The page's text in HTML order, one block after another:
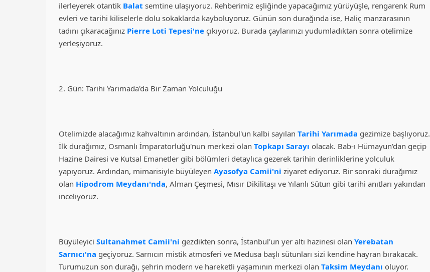
ilerleyerek otantik Balat semtine ulaşıyoruz. Rehberimiz eşliğinde yapacağımız yürüyüşle, rengarenk Rum
evleri ve tarihi kiliselerle dolu sokaklarda kayboluyoruz. Günün son durağında ise, Haliç manzarasının
tadını çıkaracağınız Pierre Loti Tepesi'ne çıkıyoruz. Burada çaylarınızı yudumladıktan sonra otelimize
yerleşiyoruz.
2. Gün: Tarihi Yarımada'da Bir Zaman Yolculuğu
Otelimizde alacağımız kahvaltının ardından, İstanbul'un kalbi sayılan Tarihi Yarımada gezimize başlıyoruz.
İlk durağımız, Osmanlı İmparatorluğu'nun merkezi olan Topkapı Sarayı olacak. Bab-ı Hümayun'dan geçip
Hazine Dairesi ve Kutsal Emanetler gibi bölümleri detaylıca gezerek tarihin derinliklerine yolculuk
yapıyoruz. Ardından, mimarisiyle büyüleyen Ayasofya Camii'ni ziyaret ediyoruz. Bir sonraki durağımız
olan Hipodrom Meydanı'nda, Alman Çeşmesi, Mısır Dikilitaşı ve Yılanlı Sütun gibi tarihi anıtları yakından
inceliyoruz.
Büyüleyici Sultanahmet Camii'ni gezdikten sonra, İstanbul'un yer altı hazinesi olan Yerebatan
Sarnıcı'na geçiyoruz. Sarnıcın mistik atmosferi ve Medusa başlı sütunları sizi kendine hayran bırakacak.
Turumuzun son durağı, şehrin modern ve hareketli yaşamının merkezi olan Taksim Meydanı oluyor.